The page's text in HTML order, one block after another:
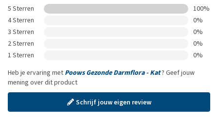
5 Sterren
100%
4 Sterren
0%
3 Sterren
0%
2 Sterren
0%
1 Sterren
0%
Heb je ervaring met Poows Gezonde Darmflora - Kat? Geef jouw
mening over dit product
Schrijf jouw eigen review